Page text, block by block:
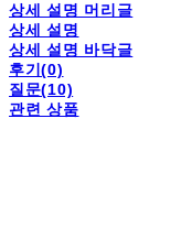
상세 설명 머리글
상세 설명
상세 설명 바닥글
후기(0)
질문(10)
관련 상품